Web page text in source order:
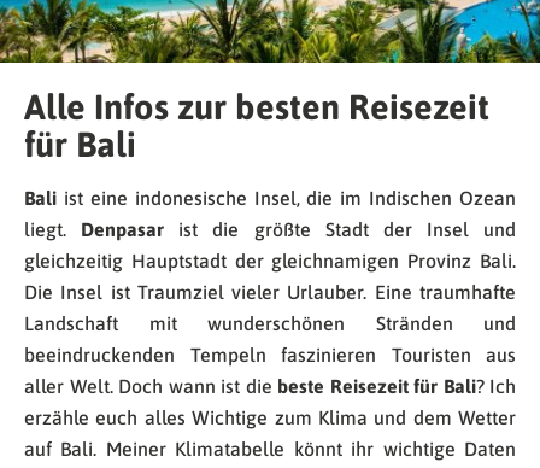
Alle Infos zur besten Reisezeit
für Bali
Bali ist eine indonesische Insel, die im Indischen Ozean
liegt. Denpasar ist die größte Stadt der Insel und
gleichzeitig Hauptstadt der gleichnamigen Provinz Bali.
Die Insel ist Traumziel vieler Urlauber. Eine traumhafte
Landschaft mit wunderschönen Stränden und
beeindruckenden Tempeln faszinieren Touristen aus
aller Welt. Doch wann ist die beste Reisezeit für Bali? Ich
erzähle euch alles Wichtige zum Klima und dem Wetter
auf Bali. Meiner Klimatabelle könnt ihr wichtige Daten